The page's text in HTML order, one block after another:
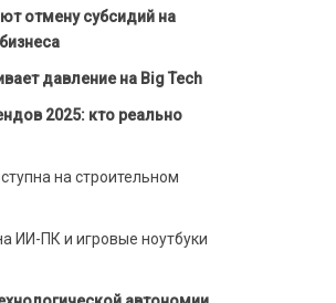
отмену субсидий на
давление на Big Tech
2025: кто реально
на строительном
ИИ-ПК и игровые ноутбуки